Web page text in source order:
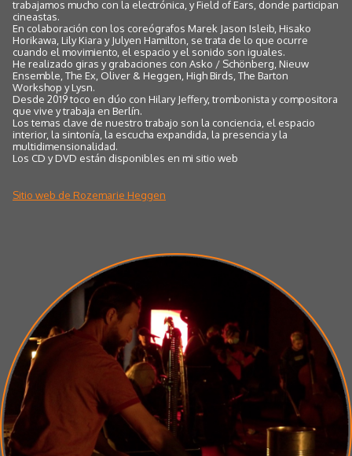
trabajamos mucho con la electrónica, y Field of Ears, donde participan
cineastas.
En colaboración con los coreógrafos Marek Jason Isleib, Hisako
Horikawa, Lily Kiara y Julyen Hamilton, se trata de lo que ocurre
cuando el movimiento, el espacio y el sonido son iguales.
He realizado giras y grabaciones con Asko / Schönberg, Nieuw
Ensemble, The Ex, Oliver & Heggen, High Birds, The Barton
Workshop y Lysn.
Desde 2019 toco en dúo con Hilary Jeffery, trombonista y compositora
que vive y trabaja en Berlín.
Los temas clave de nuestro trabajo son la conciencia, el espacio
interior, la sintonía, la escucha expandida, la presencia y la
multidimensionalidad.
Los CD y DVD están disponibles en mi sitio web
Sitio web de Rozemarie Heggen